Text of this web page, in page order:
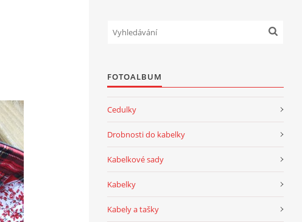
FOTOALBUM
Cedulky
Drobnosti do kabelky
Kabelkové sady
Kabelky
Kabely a tašky